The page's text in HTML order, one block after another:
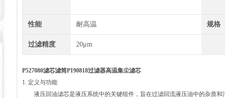
性能 耐高温 规格
过滤精度 20μm
P527080滤芯滤筒P190818过滤器高温集尘滤芯
1. 定义与功能
液压回油滤芯是液压系统中的关键组件，旨在过滤回流液压油中的杂质和